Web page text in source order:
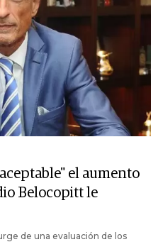
el aumento
Belocopitt le
de una evaluación de los